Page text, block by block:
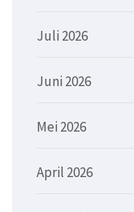
Juli 2026
Juni 2026
Mei 2026
April 2026